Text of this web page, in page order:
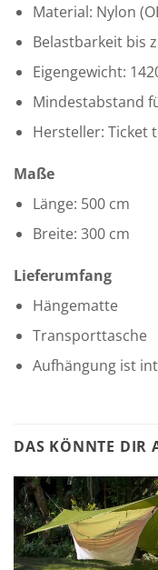
Material: Nylon
Belastbarkeit bis
Eigengewicht:
Mindestabstand
Hersteller: Ticket
Maße
Länge: 500 cm
Breite: 300 cm
Lieferumfang
Hängematte
Transporttasche
Aufhängung ist
DAS KÖNNTE DIR